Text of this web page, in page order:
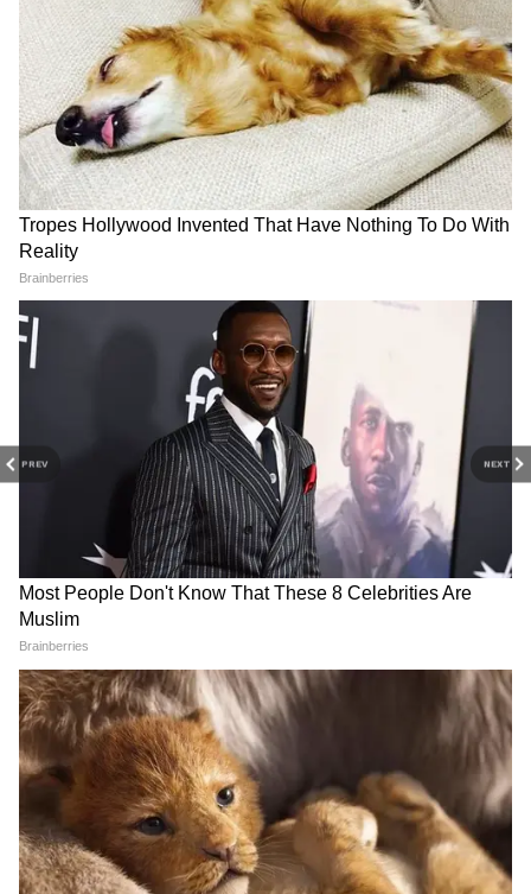
PREV NEXT
Related Articles
১২ পাতার ফর্ম! অন্নপূর্ণা ভাণ্ডারের ৩০০০ টাকার জন্য
এই তথ্য আর নথিগুলি অবশ্যই জমা দিতে হবে
Ration: রেশনে ভোলবদল! আর চলবে না কারচুপি,
২৫৫৩০ কোটির ‘সার্থক’ স্কিমে যুক্ত হচ্ছে AI
টেকনোলজি
3